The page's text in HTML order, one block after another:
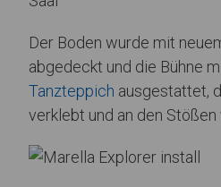
Der Boden wurde mit
abgedeckt und die Bühne
Tanzteppich ausgestattet,
verklebt und an den